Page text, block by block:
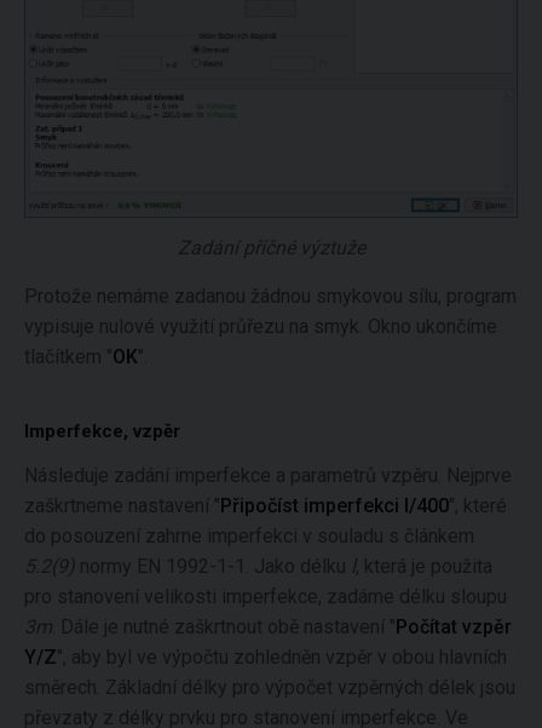
Zadání příčné výztuže
Protože nemáme zadanou žádnou smykovou sílu, program
vypisuje nulové využití průřezu na smyk. Okno ukončíme
tlačítkem "OK".
Imperfekce, vzpěr
Následuje zadání imperfekce a parametrů vzpěru. Nejprve
zaškrtneme nastavení " Připočíst imperfekci l/400", které
do posouzení zahrne imperfekci v souladu s článkem
5.2(9) normy EN 1992-1-1. Jako délku l, která je použita
pro stanovení velikosti imperfekce, zadáme délku sloupu
3m . Dále je nutné zaškrtnout obě nastavení " Počítat vzpěr
Y/Z", aby byl ve výpočtu zohledněn vzpěr v obou hlavních
směrech. Základní délky pro výpočet vzpěrných délek jsou
převzaty z délky prvku pro stanovení imperfekce. Ve